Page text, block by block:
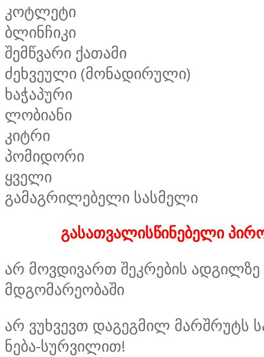
კოტლეტი
ბლინჩიკი
შემწვარი ქათამი
ძეხვეული (მონადირული)
ხაჭაპური
ლობიანი
კიტრი
პომიდორი
ყველი
გამაგრილებელი სასმელი
გასათვალისწინებელი
არ მოვდივართ შეკრების ადგილზე
მდგომარეობაში
არ ვუხვევთ დაგეგმილ მარშრუტს
ნება-სურვილით!